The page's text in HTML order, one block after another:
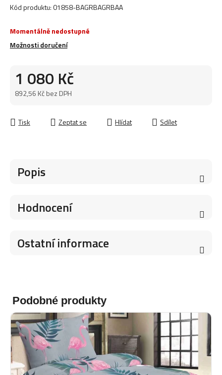
Kód produktu:01858-BAGRBAGRBAA
Momentálně nedostupné
Možnosti doručení
1 080 Kč
892,56 Kč bez DPH
Tisk
Zeptat se Hlídat Sdílet
Popis
Hodnocení
Ostatní informace
Podobné produkty